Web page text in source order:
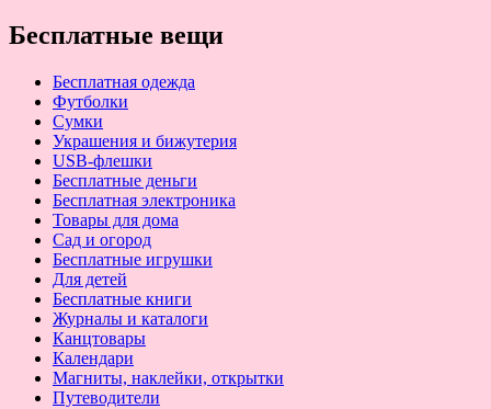
Бесплатные вещи
Бесплатная одежда
Футболки
Сумки
Украшения и бижутерия
USB-флешки
Бесплатные деньги
Бесплатная электроника
Товары для дома
Сад и огород
Бесплатные игрушки
Для детей
Бесплатные книги
Журналы и каталоги
Канцтовары
Календари
Магниты, наклейки, открытки
Путеводители